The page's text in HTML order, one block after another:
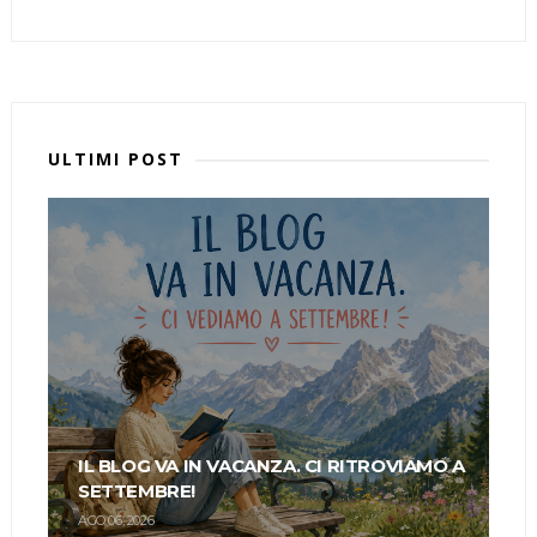
ULTIMI POST
IL BLOG VA IN VACANZA. CI RITROVIAMO A
SETTEMBRE!
AGO 06, 2026